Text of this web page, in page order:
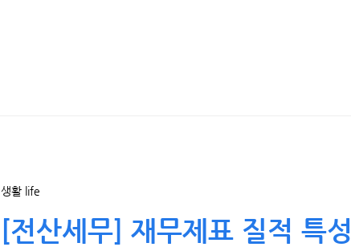
생활 life
[전산세무] 재무제표 질적 특성